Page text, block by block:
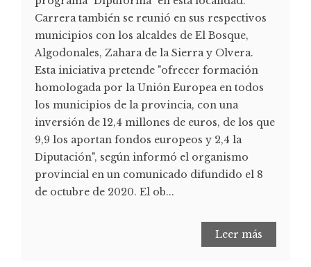
Carrera también se reunió en sus respectivos
municipios con los alcaldes de El Bosque,
Algodonales, Zahara de la Sierra y Olvera.
Esta iniciativa pretende "ofrecer formación
homologada por la Unión Europea en todos
los municipios de la provincia, con una
inversión de 12,4 millones de euros, de los que
9,9 los aportan fondos europeos y 2,4 la
Diputación", según informó el organismo
provincial en un comunicado difundido el 8
de octubre de 2020. El ob...
Leer más